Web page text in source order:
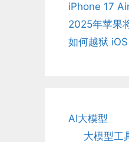
iPhone 17
2025年苹果
如何越狱
AI大模型
大模型工